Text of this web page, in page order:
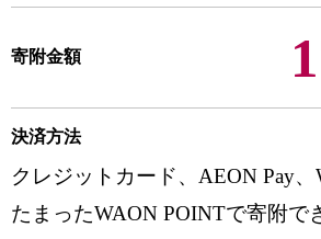
寄附金額
決済方法
クレジットカード、AEON Pay
たまったWAON POINTで寄附で